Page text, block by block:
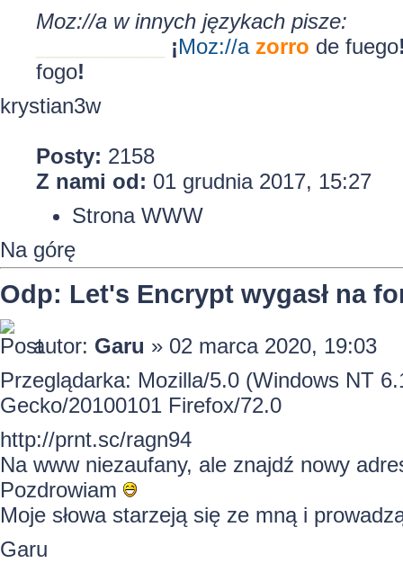
Moz://a w innych językach pisze:
¡Moz://a zorro de fuego
fogo!
krystian3w
Posty: 2158
Z nami od: 01 grudnia 2017, 15:27
Strona WWW
Na górę
Odp: Let's Encrypt wygasł na
autor: Garu » 02 marca 2020, 19:03
Przeglądarka: Mozilla/5.0 (Windows NT
Gecko/20100101 Firefox/72.0
http://prnt.sc/ragn94
Na www niezaufany, ale znajdź nowy
Pozdrowiam
Moje słowa starzeją się ze mną i
Garu